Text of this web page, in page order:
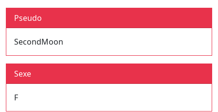
Pseudo
SecondMoon
Sexe
F